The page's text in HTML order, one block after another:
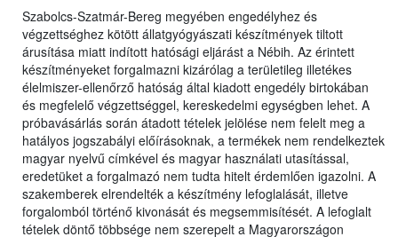
Szabolcs-Szatmár-Bereg megyében engedélyhez és
végzettséghez kötött állatgyógyászati készítmények tiltott
árusítása miatt indított hatósági eljárást a Nébih. Az érintett
készítményeket forgalmazni kizárólag a területileg illetékes
élelmiszer-ellenőrző hatóság által kiadott engedély birtokában
és megfelelő végzettséggel, kereskedelmi egységben lehet. A
próbavásárlás során átadott tételek jelölése nem felelt meg a
hatályos jogszabályi előírásoknak, a termékek nem rendelkeztek
magyar nyelvű címkével és magyar használati utasítással,
eredetüket a forgalmazó nem tudta hitelt érdemlően igazolni. A
szakemberek elrendelték a készítmény lefoglalását, illetve
forgalomból történő kivonását és megsemmisítését. A lefoglalt
tételek döntő többsége nem szerepelt a Magyarországon